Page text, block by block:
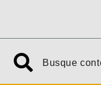
Search